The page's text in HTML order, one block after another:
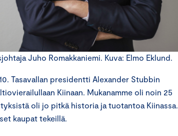
Juho Romakkaniemi. Kuva: Elmo Eklund.
Tasavallan presidentti Alexander Stubbin
Kiinaan. Mukanamme oli noin 25
oli jo pitkä historia ja tuotantoa Kiinassa.
kaupat tekeillä.